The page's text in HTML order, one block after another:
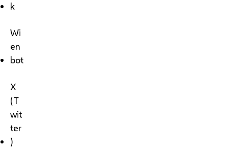
k
Wi
en
bot
X
(T
wit
ter
)